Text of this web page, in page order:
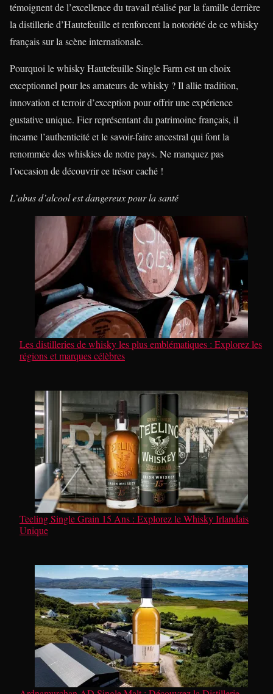
témoignent de l’excellence du travail réalisé par la famille derrière
la distillerie d’Hautefeuille et renforcent la notoriété de ce whisky
français sur la scène internationale.
Pourquoi le whisky Hautefeuille Single Farm est un choix
exceptionnel pour les amateurs de whisky ? Il allie tradition,
innovation et terroir d’exception pour offrir une expérience
gustative unique. Fier représentant du patrimoine français, il
incarne l’authenticité et le savoir-faire ancestral qui font la
renommée des whiskies de notre pays. Ne manquez pas
l’occasion de découvrir ce trésor caché !
L’abus d’alcool est dangereux pour la santé
Les distilleries de whisky les plus emblématiques : Explorez les
régions et marques célèbres
Teeling Single Grain 15 Ans : Explorez le Whisky Irlandais
Unique